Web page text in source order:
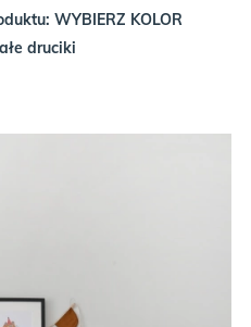
WYBIERZ KOLOR
druciki